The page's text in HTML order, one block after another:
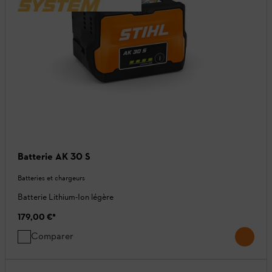
Batterie AK 30 S
Batteries et chargeurs
Batterie Lithium-Ion légère
179,00 €*
Comparer